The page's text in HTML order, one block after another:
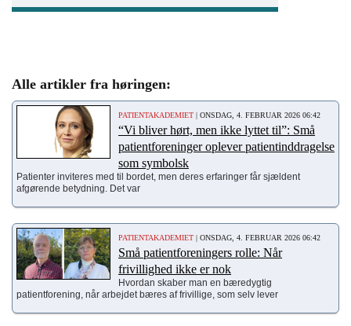
Alle artikler fra høringen:
PATIENTAKADEMIET | ONSDAG, 4. FEBRUAR 2026 06:42
“Vi bliver hørt, men ikke lyttet til”: Små
patientforeninger oplever patientinddragelse
som symbolsk
Patienter inviteres med til bordet, men deres erfaringer får sjældent
afgørende betydning. Det var
PATIENTAKADEMIET | ONSDAG, 4. FEBRUAR 2026 06:42
Små patientforeningers rolle: Når
frivillighed ikke er nok
Hvordan skaber man en bæredygtig
patientforening, når arbejdet bæres af frivillige, som selv lever